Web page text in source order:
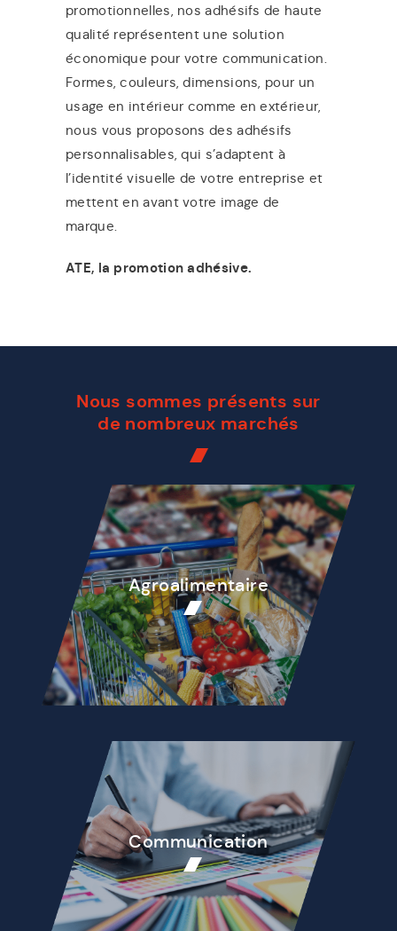
promotionnelles, nos adhésifs de haute
qualité représentent une solution
économique pour votre communication.
Formes, couleurs, dimensions, pour un
usage en intérieur comme en extérieur,
nous vous proposons des adhésifs
personnalisables, qui s’adaptent à
l’identité visuelle de votre entreprise et
mettent en avant votre image de
marque.
ATE, la promotion adhésive.
Nous sommes présents sur
de nombreux marchés
Agroalimentaire
Communication